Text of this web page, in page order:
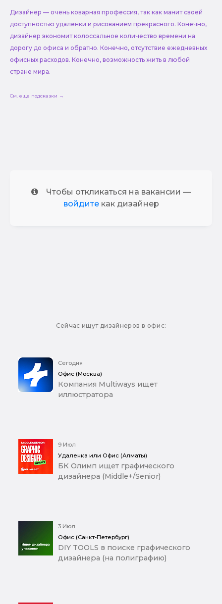
Дизайнер — очень коварная профессия, так как манит своей
доступностью удаленки и рисованием прекрасного. Конечно,
дизайнер экономит колоссальное количество времени на
дорогу до офиса и обратно. Конечно, отсутствие ежедневных
офисных расходов. Конечно, возможность жить в любой
стране мира.
См. еще подсказки →
Чтобы откликаться на вакансии —
войдитекак дизайнер
Сейчас ищут дизайнеров в офис:
Сегодня
Офис (Москва)
Компания Multiways ищет
иллюстратора
9 Июл
Удаленка или Офис (Алматы)
БК Олимп ищет графического
дизайнера (Middle+/Senior)
3 Июл
Офис (Санкт-Петербург)
DIY TOOLS в поиске графического
дизайнера (на полиграфию)